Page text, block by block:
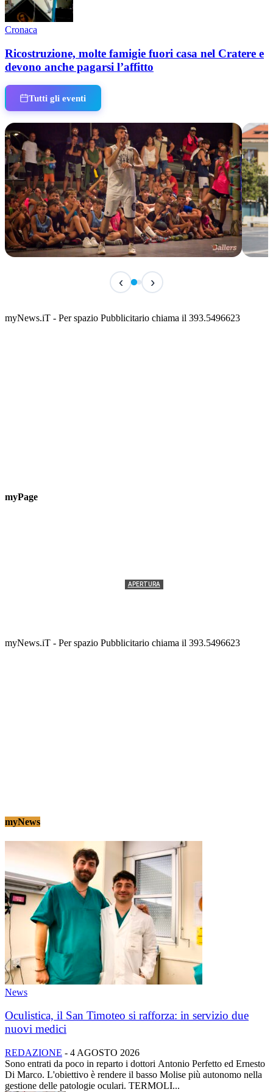
Cronaca
Ricostruzione, molte famigie fuori casa nel Cratere e
devono anche pagarsi l’affitto
Tutti gli eventi
Classic Contest 3vs3 Memorial Michele
📅 6 Agosto 2026 · 09:00 · 📍 Lungomare C. Colombo
‹ ›
myNews.iT - Per spazio Pubblicitario chiama il 393.5496623
myPage
APERTURA
myNews.iT - Per spazio Pubblicitario chiama il 393.5496623
myNews
News
Oculistica, il San Timoteo si rafforza: in servizio due
nuovi medici
REDAZIONE - 4 AGOSTO 2026
Sono entrati da poco in reparto i dottori Antonio Perfetto ed Ernesto
Di Marco. L'obiettivo è rendere il basso Molise più autonomo nella
gestione delle patologie oculari. TERMOLI...